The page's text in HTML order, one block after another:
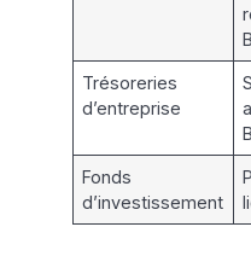
Trésoreries
d’entreprise
Fonds
d’investissement